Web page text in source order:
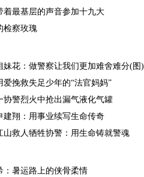
着最基层的声音参加十九大
检察玫瑰
妹花：做警察让我们更加难舍难分(图)
爱挽救失足少年的“法官妈妈”
协警烈火中抢出漏气液化气罐
建翔：用事业续写生命传奇
山救人牺牲协警：用生命铸就警魂
：暑运路上的侠骨柔情